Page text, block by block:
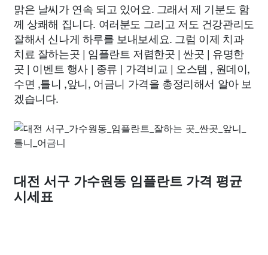
맑은 날씨가 연속 되고 있어요. 그래서 제 기분도 함
께 상쾌해 집니다. 여러분도 그리고 저도 건강관리도
잘해서 신나게 하루를 보내보세요. 그럼 이제 치과
치료 잘하는곳 | 임플란트 저렴한곳 | 싼곳 | 유명한
곳 | 이벤트 행사 | 종류 | 가격비교 | 오스템 , 원데이,
수면 ,틀니 ,앞니, 어금니 가격을 총정리해서 알아 보
겠습니다.
대전 서구 가수원동 임플란트 가격 평균
시세표